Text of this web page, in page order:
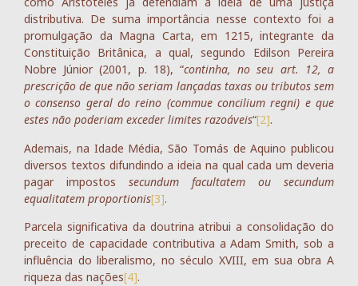
distributiva. De suma importância nesse contexto foi a
promulgação da Magna Carta, em 1215, integrante da
Constituição Britânica, a qual, segundo Edilson Pereira
Nobre Júnior (2001, p. 18), “continha, no seu art. 12, a
prescrição de que não seriam lançadas taxas ou tributos sem
o consenso geral do reino (commue concilium regni) e que
estes não poderiam exceder limites razoáveis“[2].
Ademais, na Idade Média, São Tomás de Aquino publicou
diversos textos difundindo a ideia na qual cada um deveria
pagar impostos secundum facultatem ou secundum
equalitatem proportionis[3].
Parcela significativa da doutrina atribui a consolidação do
preceito de capacidade contributiva a Adam Smith, sob a
influência do liberalismo, no século XVIII, em sua obra A
riqueza das nações[4].